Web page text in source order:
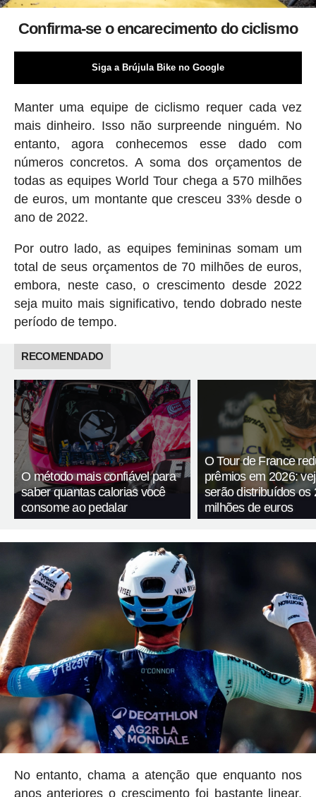
Confirma-se o encarecimento do ciclismo
Siga a Brújula Bike no Google
Manter uma equipe de ciclismo requer cada vez
mais dinheiro. Isso não surpreende ninguém. No
entanto, agora conhecemos esse dado com
números concretos. A soma dos orçamentos de
todas as equipes World Tour chega a 570 milhões
de euros, um montante que cresceu 33% desde o
ano de 2022.
Por outro lado, as equipes femininas somam um
total de seus orçamentos de 70 milhões de euros,
embora, neste caso, o crescimento desde 2022
seja muito mais significativo, tendo dobrado neste
período de tempo.
RECOMENDADO
O método mais confiável para
saber quantas calorias você
consome ao pedalar
O Tour de France
prêmios em 2026:
serão distribuídos os
milhões de euros
No entanto, chama a atenção que enquanto nos
anos anteriores o crescimento foi bastante linear,